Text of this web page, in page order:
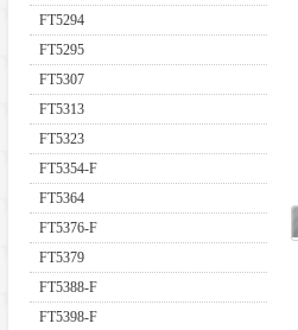
FT5294
FT5295
FT5307
FT5313
FT5323
FT5354-F
FT5364
FT5376-F
FT5379
FT5388-F
FT5398-F